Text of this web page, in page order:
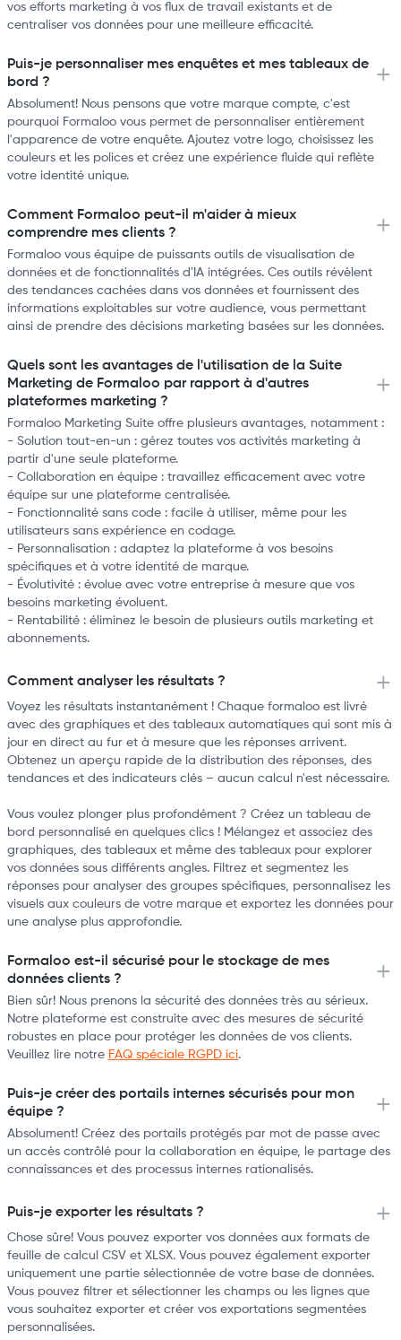
vos efforts marketing à vos flux de travail existants et de
centraliser vos données pour une meilleure efficacité.
Puis-je personnaliser mes enquêtes et mes tableaux de
bord ?
Absolument! Nous pensons que votre marque compte, c'est
pourquoi Formaloo vous permet de personnaliser entièrement
l'apparence de votre enquête. Ajoutez votre logo, choisissez les
couleurs et les polices et créez une expérience fluide qui reflète
votre identité unique.
Comment Formaloo peut-il m'aider à mieux
comprendre mes clients ?
Formaloo vous équipe de puissants outils de visualisation de
données et de fonctionnalités d'IA intégrées. Ces outils révèlent
des tendances cachées dans vos données et fournissent des
informations exploitables sur votre audience, vous permettant
ainsi de prendre des décisions marketing basées sur les données.
Quels sont les avantages de l'utilisation de la Suite
Marketing de Formaloo par rapport à d'autres
plateformes marketing ?
Formaloo Marketing Suite offre plusieurs avantages, notamment :
- Solution tout-en-un : gérez toutes vos activités marketing à
partir d'une seule plateforme.
- Collaboration en équipe : travaillez efficacement avec votre
équipe sur une plateforme centralisée.
- Fonctionnalité sans code : facile à utiliser, même pour les
utilisateurs sans expérience en codage.
- Personnalisation : adaptez la plateforme à vos besoins
spécifiques et à votre identité de marque.
- Évolutivité : évolue avec votre entreprise à mesure que vos
besoins marketing évoluent.
- Rentabilité : éliminez le besoin de plusieurs outils marketing et
abonnements.
Comment analyser les résultats ?
Voyez les résultats instantanément ! Chaque formaloo est livré
avec des graphiques et des tableaux automatiques qui sont mis à
jour en direct au fur et à mesure que les réponses arrivent.
Obtenez un aperçu rapide de la distribution des réponses, des
tendances et des indicateurs clés – aucun calcul n'est nécessaire.
Vous voulez plonger plus profondément ? Créez un tableau de
bord personnalisé en quelques clics ! Mélangez et associez des
graphiques, des tableaux et même des tableaux pour explorer
vos données sous différents angles. Filtrez et segmentez les
réponses pour analyser des groupes spécifiques, personnalisez les
visuels aux couleurs de votre marque et exportez les données pour
une analyse plus approfondie.
Formaloo est-il sécurisé pour le stockage de mes
données clients ?
Bien sûr! Nous prenons la sécurité des données très au sérieux.
Notre plateforme est construite avec des mesures de sécurité
robustes en place pour protéger les données de vos clients.
Veuillez lire notre FAQ spéciale RGPD ici.
Puis-je créer des portails internes sécurisés pour mon
équipe ?
Absolument! Créez des portails protégés par mot de passe avec
un accès contrôlé pour la collaboration en équipe, le partage des
connaissances et des processus internes rationalisés.
Puis-je exporter les résultats ?
Chose sûre! Vous pouvez exporter vos données aux formats de
feuille de calcul CSV et XLSX. Vous pouvez également exporter
uniquement une partie sélectionnée de votre base de données.
Vous pouvez filtrer et sélectionner les champs ou les lignes que
vous souhaitez exporter et créer vos exportations segmentées
personnalisées.